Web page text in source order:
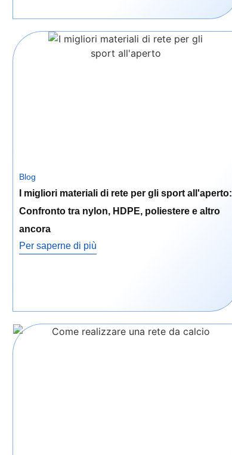
Blog
I migliori materiali di rete per gli sport all'aperto:
Confronto tra nylon, HDPE, poliestere e altro
ancora
Per saperne di più